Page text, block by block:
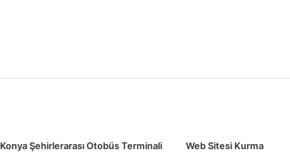
Konya Şehirlerarası Otobüs Terminali Web Sitesi Kurma